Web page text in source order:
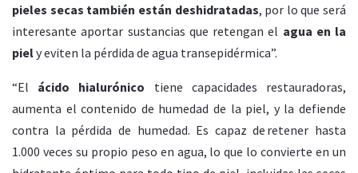
pieles secas también están deshidratadas, por lo que será
interesante aportar sustancias que retengan el agua en la
piely eviten la pérdida de agua transepidérmica”.
“El ácido hialurónico tiene capacidades restauradoras,
aumenta el contenido de humedad de la piel, y la defiende
contra la pérdida de humedad. Es capaz de retener hasta
1.000 veces su propio peso en agua, lo que lo convierte en un